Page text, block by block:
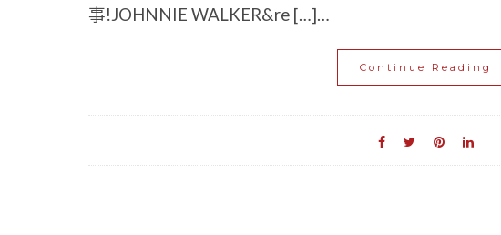
事!JOHNNIE WALKER&re […]…
Continue Reading